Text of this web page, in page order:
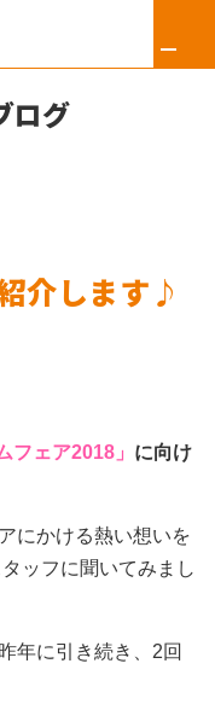
ログ
介します♪
フェア2018」 に向け
にかける熱い想いを
ッフに聞いてみまし
年に引き続き、2回